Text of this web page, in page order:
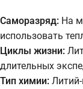
Саморазряд: На
использовать
Циклы жизни:
длительных
Тип химии: